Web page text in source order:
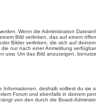
Wenn die Administration
Bild verlinken, das auf einem
Bilder verlinken, die sich auf
nur nach einer Anmeldung
usw. Um das Bild anzuzeigen,
deshalb solltest du sie
Forum und ebenfalls in deinem
von den durch die Board-